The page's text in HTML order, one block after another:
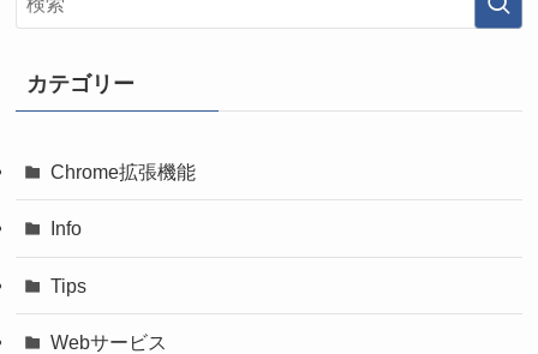
カテゴリー
Chrome拡張機能
Info
Tips
Webサービス